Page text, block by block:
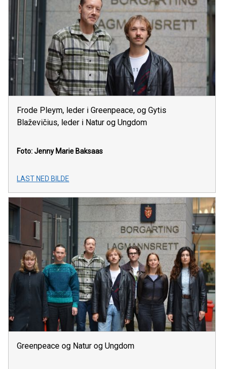
Frode Pleym, leder i Greenpeace, og Gytis
Blaževičius, leder i Natur og Ungdom
Foto: Jenny Marie Baksaas
LAST NED BILDE
Greenpeace og Natur og Ungdom